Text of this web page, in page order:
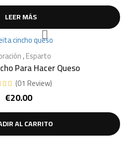
LEER MÁS
,Esparto
Para Hacer Queso
(01 Review)
€20.00
AL CARRITO